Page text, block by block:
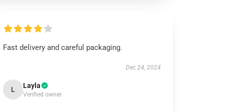
Fast delivery and careful packaging.
Dec 24, 2024
L Layla
Verified owner